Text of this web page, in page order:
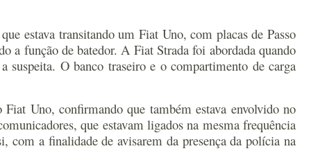
estava transitando um Fiat Uno, com placas de Passo
a função de batedor. A Fiat Strada foi abordada quando
suspeita. O banco traseiro e o compartimento de carga
Uno, confirmando que também estava envolvido no
que estavam ligados na mesma frequência
com a finalidade de avisarem da presença da polícia na